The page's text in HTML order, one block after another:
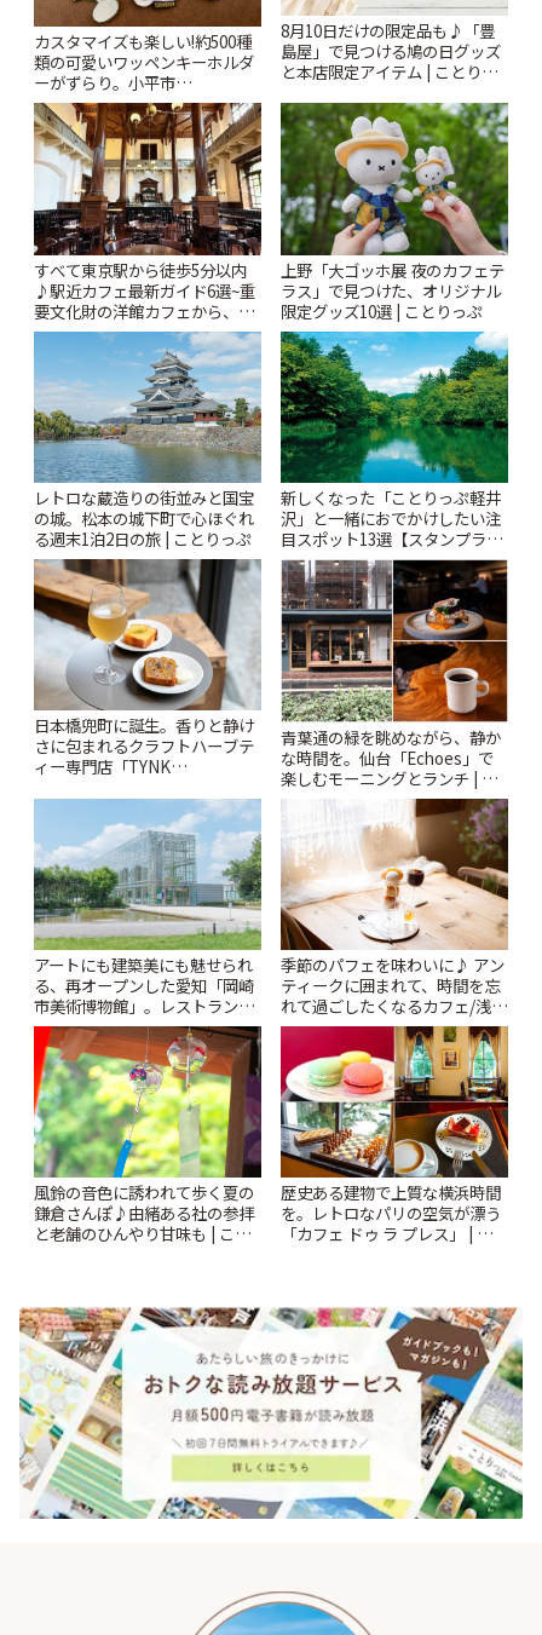
カスタマイズも楽しい!約500種
類の可愛いワッペンキーホルダ
ーがずらり。小平市
「Kimamaya T&K」 | ことりっ
ぷ
8月10日だけの限定品も♪「豊
島屋」で見つける鳩の日グッズ
と本店限定アイテム | ことりっ
すべて東京駅から徒歩5分以内
♪駅近カフェ最新ガイド6選~重
要文化財の洋館カフェから、改
札すぐのレトロ喫茶まで~ | こと
上野「大ゴッホ展 夜のカフェテ
ラス」で見つけた、オリジナル
限定グッズ10選 | ことりっぷ
レトロな蔵造りの街並みと国宝
の城。松本の城下町で心ほぐれ
る週末1泊2日の旅 | ことりっぷ
新しくなった「ことりっぷ軽井
沢」と一緒におでかけしたい注
目スポット13選【スタンプラリ
ー開催中】 | ことりっぷ
日本橋兜町に誕生。香りと静け
さに包まれるクラフトハーブテ
ィー専門店「TYNK
青葉通の緑を眺めながら、静か
な時間を。仙台「Echoes」で
楽しむモーニングとランチ | こ
とりっぷ
アートにも建築美にも魅せられ
る、再オープンした愛知「岡崎
市美術博物館」。レストランや
ショップも充実 | ことりっぷ
季節のパフェを味わいに♪ アン
ティークに囲まれて、時間を忘
れて過ごしたくなるカフェ/浅草
「annorum cafe」 | ことりっぷ
風鈴の音色に誘われて歩く夏の
鎌倉さんぽ♪由緒ある社の参拝
と老舗のひんやり甘味も | こと
歴史ある建物で上質な横浜時間
を。レトロなパリの空気が漂う
「カフェ ドゥ ラ プレス」 | こと